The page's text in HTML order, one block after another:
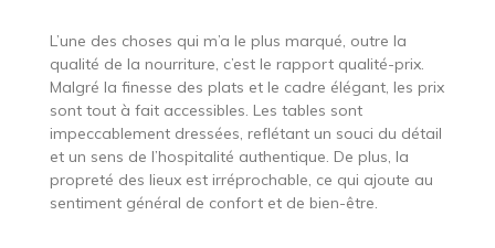
L’une des choses qui m’a le plus marqué, outre la
qualité de la nourriture, c’est le rapport qualité-prix.
Malgré la finesse des plats et le cadre élégant, les prix
sont tout à fait accessibles. Les tables sont
impeccablement dressées, reflétant un souci du détail
et un sens de l’hospitalité authentique. De plus, la
propreté des lieux est irréprochable, ce qui ajoute au
sentiment général de confort et de bien-être.